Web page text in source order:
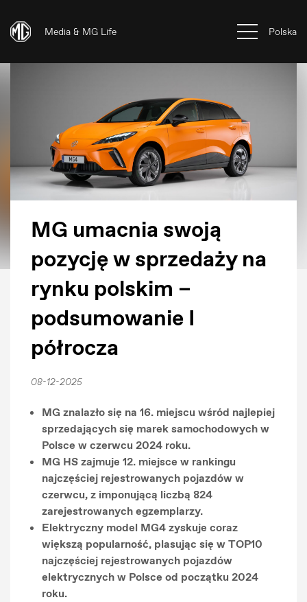
Media & MG Life Polska
MG umacnia swoją
pozycję w sprzedaży na
rynku polskim –
podsumowanie I
półrocza
08-12-2025
MG znalazło się na 16. miejscu wśród najlepiej
sprzedających się marek samochodowych w
Polsce w czerwcu 2024 roku.
MG HS zajmuje 12. miejsce w rankingu
najczęściej rejestrowanych pojazdów w
czerwcu, z imponującą liczbą 824
zarejestrowanych egzemplarzy.
Elektryczny model MG4 zyskuje coraz
większą popularność, plasując się w TOP10
najczęściej rejestrowanych pojazdów
elektrycznych w Polsce od początku 2024
roku.